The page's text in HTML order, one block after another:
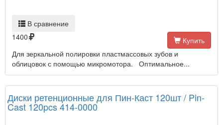
В сравнение
1400
Купить
Для зеркальной полировки пластмассовых зубов и
облицовок с помощью микромотора. Оптимальное...
Диски ретенционные для Пин-Каст 120шт / Pin-
Cast 120pcs 414-0000